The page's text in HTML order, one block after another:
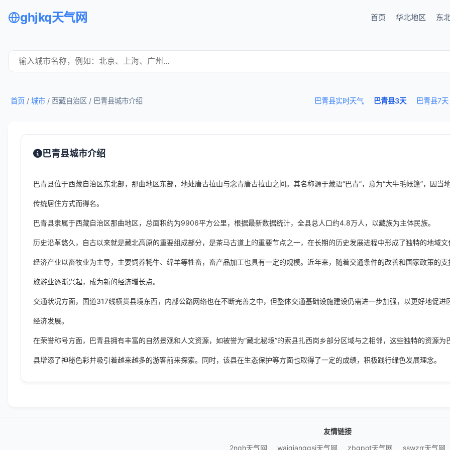
ghjkq天气网 首页 华北地区 东
巴青县实时天气 巴青县3天 巴青县7天
首页 / 城市 / 西藏自治区 / 巴青县城市介绍
巴青县城市介绍
巴青县位于西藏自治区东北部，那曲地区东部，地处唐古拉山与念青唐古拉山之间。其名称源于藏语“巴青”，意为“大牛毛帐篷”，因当
传统居住方式而得名。
巴青县隶属于西藏自治区那曲地区，总面积约为9906平方公里，根据最新数据统计，全县总人口约4.8万人，以藏族为主体民族。
历史沿革悠久，自古以来就是藏北高原的重要组成部分，是茶马古道上的重要节点之一，在长期的历史发展进程中形成了独特的地域文
经济产业以畜牧业为主导，主要饲养牦牛、绵羊等牲畜，畜产品加工也具有一定的规模。近年来，随着交通条件的改善和国家政策的支
旅游业逐渐兴起，成为新的经济增长点。
交通状况方面，国道317线横贯县境东西，内部公路网络也在不断完善之中，但整体交通基础设施建设仍需进一步加强，以更好地促进
经济发展。
在荣誉称号方面，巴青县拥有丰富的自然景观和人文资源，如被誉为“藏北秘境”的索县扎西岗乡部分区域与之相邻，这些独特的资源为
县增添了神秘色彩并吸引着越来越多的游客前来探索。同时，该县在生态保护等方面也取得了一定的成绩，积极践行绿色发展理念。
友情链接
2nqh天气网
waiqianggsi天气网 zbgpot天气网 sswzrr天气网